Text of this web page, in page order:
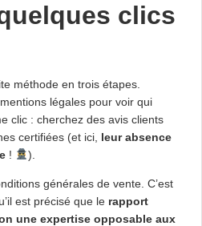
clics
méthode en trois étapes.
légales pour voir qui
clic : cherchez des avis clients
certifiées (et ici, leur absence
! ).
générales de vente. C’est
est précisé que le rapport
une expertise opposable aux